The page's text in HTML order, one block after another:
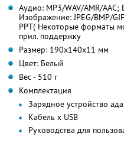
Аудио: MP3/WAV/AMR/AAC;
Изображение: JPEG/BMP/
PPT( Некоторые форматы
прил. поддержку
Размер: 190x140x11 мм
Цвет: Белый
Вес - 510 г
Комплектация
Зарядное устройство
Кабель x USB
Руководства для